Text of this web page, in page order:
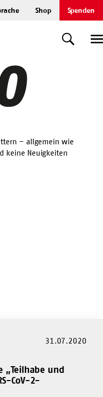
Shop Spenden
Suche
– allgemein wie
keine Neuigkeiten
31.07.2020
„Teilhabe und
CoV-2-